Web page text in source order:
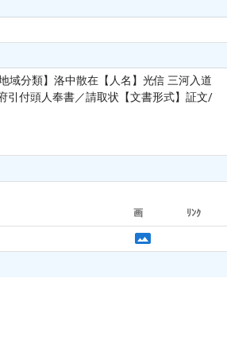
域分類】洛中散在【人名】光信 三河入道
引付頭人奉書／請取状【文書形式】証文/
画 ﾘﾝｸ